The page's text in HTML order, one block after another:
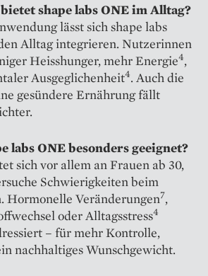
shape labs ONE im Alltag?
lässt sich shape labs
Alltag integrieren. Nutzerinnen
Heisshunger, mehr Energie4,
Ausgeglichenheit4. Auch die
gesündere Ernährung fällt
labs ONE besonders geeignet?
sich vor allem an Frauen ab 30,
Schwierigkeiten beim
Hormonelle Veränderungen7,
oder Alltagsstress4
– für mehr Kontrolle,
nachhaltiges Wunschgewicht.